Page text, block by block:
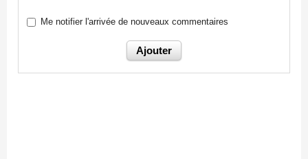
Me notifier l'arrivée de nouveaux commentaires